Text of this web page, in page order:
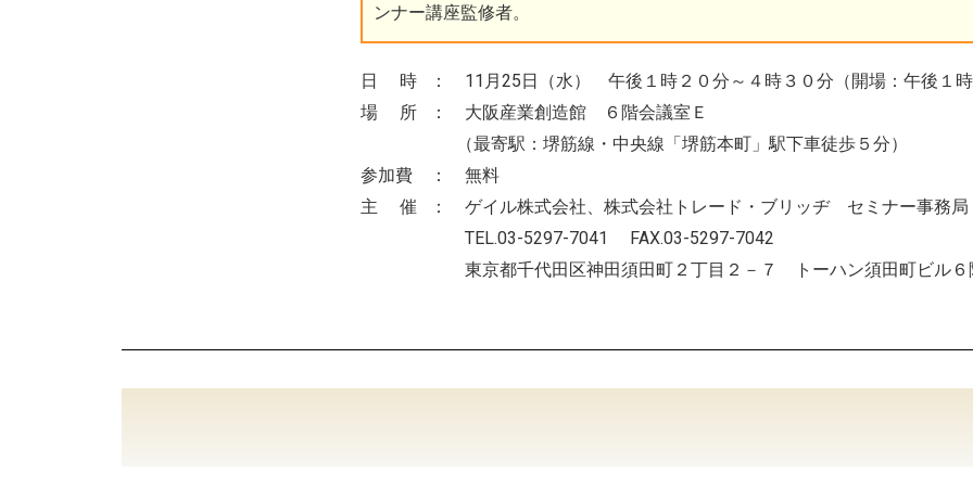
ンナー講座監修者。
日 時 ： 11月25日（水） 午後１時２０分～４時３０分（開場：午後１時
場 所 ： 大阪産業創造館 ６階会議室Ｅ
（最寄駅：堺筋線・中央線「堺筋本町」駅下車徒歩５分）
参加費 ： 無料
主 催 ： ゲイル株式会社、株式会社トレード・ブリッヂ セミナー事務局
TEL.03-5297-7041 FAX.03-5297-7042
東京都千代田区神田須田町２丁目２－７ トーハン須田町ビ